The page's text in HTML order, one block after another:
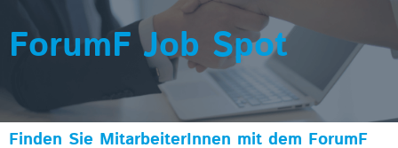
ForumF Job Spot
Finden Sie MitarbeiterInnen mit dem ForumF